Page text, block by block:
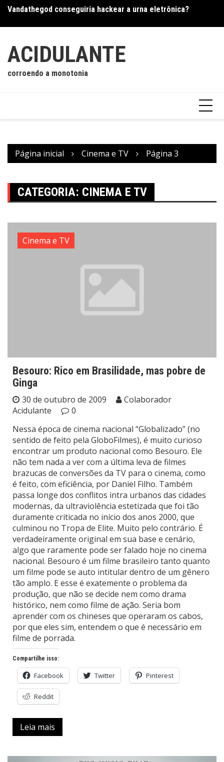
o
Vandathegod conseguiria hackear a urna eletrônica?
ACIDULANTE
corroendo a monotonia
Página inicial Cinema e TV Página 3
CATEGORIA: CINEMA E TV
Cinema e TV
Besouro: Rico em Brasilidade, mas pobre de
Ginga
30 de outubro de 2009
Colaborador
Acidulante
0
Nessa época de cinema nacional “Globalizado” (no
sentido de feito pela GloboFilmes), é muito curioso
encontrar um produto nacional como Besouro. Ele
não tem nada a ver com a última leva de filmes
brazucas de conversões da TV para o cinema, como
é feito, com eficiência, por Daniel Filho. Também
passa longe dos conflitos intra urbanos das cidades
modernas, da ultraviolência estetizada que foi tão
duramente criticada no início dos anos 2000, que
culminou no Tropa de Elite. Muito pelo contrário. É
verdadeiramente original em sua base e cenário,
algo que raramente pode ser falado hoje no cinema
nacional. Besouro é um filme brasileiro tanto quanto
um filme pode se auto intitular dentro de um gênero
tão amplo. E esse é exatemente o problema da
produção, que não se decide nem como drama
histórico, nem como filme de ação. Seria bom
aprender com os chineses que operaram os cabos,
por que eles sim, entendem o que é necessário em
filme de porrada.
Compartilhe isso:
Facebook Twitter Pinterest
Reddit
Leia mais